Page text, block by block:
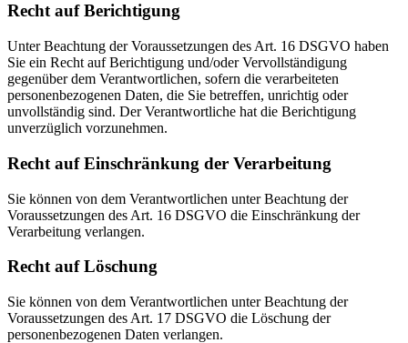
Recht auf Berichtigung
Unter Beachtung der Voraussetzungen des Art. 16 DSGVO haben
Sie ein Recht auf Berichtigung und/oder Vervollständigung
gegenüber dem Verantwortlichen, sofern die verarbeiteten
personenbezogenen Daten, die Sie betreffen, unrichtig oder
unvollständig sind. Der Verantwortliche hat die Berichtigung
unverzüglich vorzunehmen.
Recht auf Einschränkung der Verarbeitung
Sie können von dem Verantwortlichen unter Beachtung der
Voraussetzungen des Art. 16 DSGVO die Einschränkung der
Verarbeitung verlangen.
Recht auf Löschung
Sie können von dem Verantwortlichen unter Beachtung der
Voraussetzungen des Art. 17 DSGVO die Löschung der
personenbezogenen Daten verlangen.